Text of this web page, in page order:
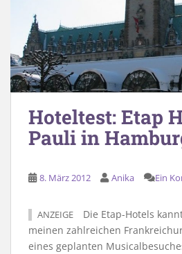
Hoteltest: Etap
Pauli in
8. März 2012 Anika Ein
ANZEIGE
Die Etap-Hotels
meinen zahlreichen
eines geplanten